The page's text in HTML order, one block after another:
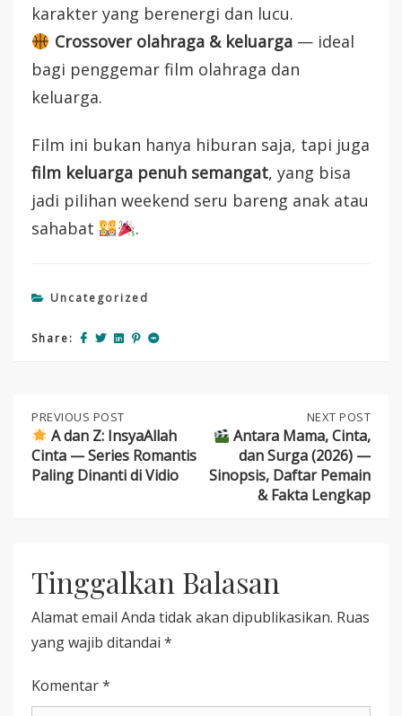
karakter yang berenergi dan lucu.
Crossover olahraga & keluarga— ideal
bagi penggemar film olahraga dan
keluarga.
Film ini bukan hanya hiburan saja, tapi juga
film keluarga penuh semangat, yang bisa
jadi pilihan weekend seru bareng anak atau
sahabat
.
Uncategorized
Share:
Post
navigation
PREVIOUS
POST:
A
DAN
ROMANTIS
PALING
DINANTI
DI
VIDIO
PREVIOUS POST
A dan Z: InsyaAllah
Cinta — Series Romantis
Paling Dinanti di Vidio
POST:
ANTARA
MAMA,
SINOPSIS,
DAFTAR
PEMAIN
&
NEXT POST
Antara Mama, Cinta,
dan Surga (2026) —
Sinopsis, Daftar Pemain
& Fakta Lengkap
Tinggalkan Balasan
Alamat email Anda tidak akan dipublikasikan. Ruas
yang wajib ditandai *
Komentar*